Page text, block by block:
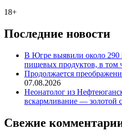
18+
Последние новости
В Югре выявили около 290
пищевых продуктов, в том
Продолжается
07.08.2026
Неонатолог из
вскармливание — золотой
Свежие